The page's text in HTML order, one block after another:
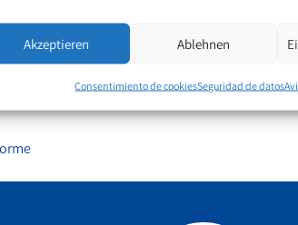
Akzeptieren Ablehnen
Consentimiento de cookiesSeguridad de datos
también incluyó un taller de pintura para
Tarantino
amantes del arte, el evento contó con la
«Das Ostschweizer Fernsehen».